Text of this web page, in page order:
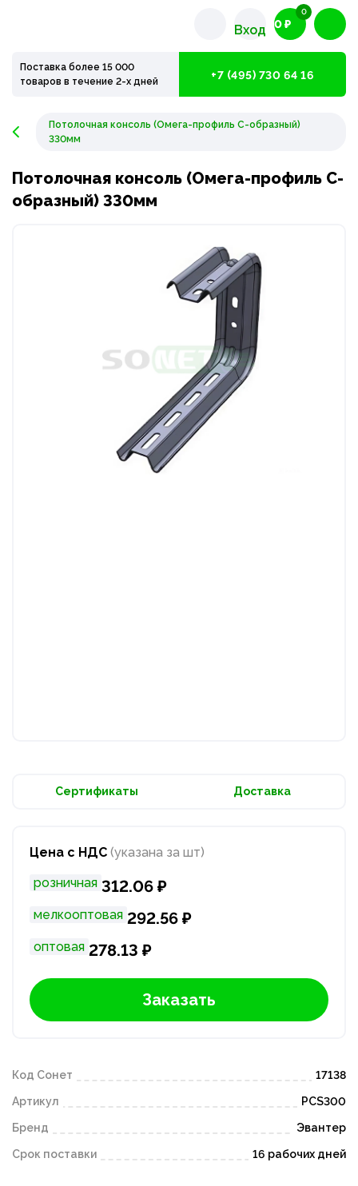
Вход 0 ₽
0
Поставка более 15 000
товаров в течение 2-х дней
+7 (495) 730 64 16
Потолочная консоль (Омега-профиль С-образный)
330мм
Потолочная консоль (Омега-профиль С-
образный) 330мм
Сертификаты Доставка
Цена с НДС (указана за шт)
розничная 312.06 ₽
мелкооптовая 292.56 ₽
оптовая 278.13 ₽
Заказать
Код Сонет 17138
Артикул PCS300
Бренд Эвантер
Срок поставки 16 рабочих дней